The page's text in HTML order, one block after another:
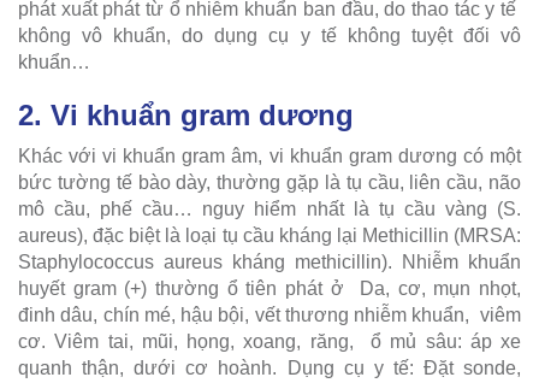
phát xuất phát từ ổ nhiễm khuẩn ban đầu, do thao tác y tế
không vô khuẩn, do dụng cụ y tế không tuyệt đối vô
khuẩn…
2. Vi khuẩn gram dương
Khác với vi khuẩn gram âm, vi khuẩn gram dương có một
bức tường tế bào dày, thường gặp là tụ cầu, liên cầu, não
mô cầu, phế cầu… nguy hiểm nhất là tụ cầu vàng (S.
aureus), đặc biệt là loại tụ cầu kháng lại Methicillin (MRSA:
Staphylococcus aureus kháng methicillin). Nhiễm khuẩn
huyết gram (+) thường ổ tiên phát ở Da, cơ, mụn nhọt,
đinh dâu, chín mé, hậu bội, vết thương nhiễm khuẩn, viêm
cơ. Viêm tai, mũi, họng, xoang, răng, ổ mủ sâu: áp xe
quanh thận, dưới cơ hoành. Dụng cụ y tế: Đặt sonde,